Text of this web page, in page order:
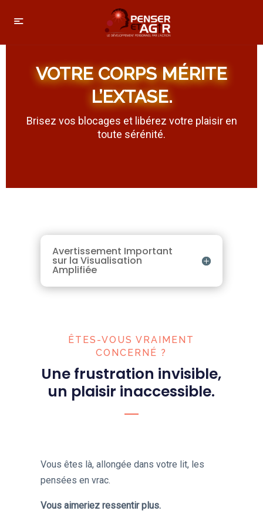
VOTRE CORPS MÉRITE
L’EXTASE.
Brisez vos blocages et libérez votre plaisir en
toute sérénité.
Avertissement Important
sur la Visualisation
Amplifiée
ÊTES-VOUS VRAIMENT
CONCERNÉ ?
Une frustration invisible,
un plaisir inaccessible.
Vous êtes là, allongée dans votre lit, les
pensées en vrac.
Vous aimeriez ressentir plus.